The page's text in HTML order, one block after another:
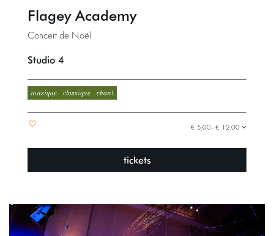
Flagey Academy
Concert de Noël
Studio 4
musique classique chant
€ 5,00–€ 12,00
tickets